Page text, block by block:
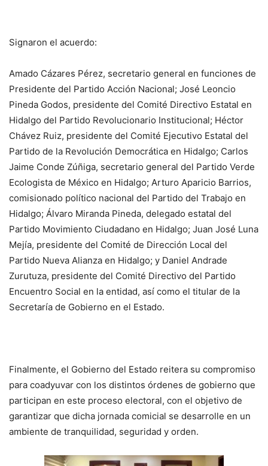
Signaron el acuerdo:
Amado Cázares Pérez, secretario general en funciones de
Presidente del Partido Acción Nacional; José Leoncio
Pineda Godos, presidente del Comité Directivo Estatal en
Hidalgo del Partido Revolucionario Institucional; Héctor
Chávez Ruiz, presidente del Comité Ejecutivo Estatal del
Partido de la Revolución Democrática en Hidalgo; Carlos
Jaime Conde Zúñiga, secretario general del Partido Verde
Ecologista de México en Hidalgo; Arturo Aparicio Barrios,
comisionado político nacional del Partido del Trabajo en
Hidalgo; Álvaro Miranda Pineda, delegado estatal del
Partido Movimiento Ciudadano en Hidalgo; Juan José Luna
Mejía, presidente del Comité de Dirección Local del
Partido Nueva Alianza en Hidalgo; y Daniel Andrade
Zurutuza, presidente del Comité Directivo del Partido
Encuentro Social en la entidad, así como el titular de la
Secretaría de Gobierno en el Estado.
Finalmente, el Gobierno del Estado reitera su compromiso
para coadyuvar con los distintos órdenes de gobierno que
participan en este proceso electoral, con el objetivo de
garantizar que dicha jornada comicial se desarrolle en un
ambiente de tranquilidad, seguridad y orden.